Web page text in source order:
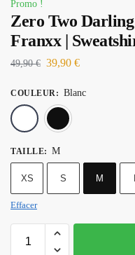
Promo !
Zero Two
Franxx |
49,90€ 39,90 €
COULEUR : Blanc
TAILLE: M
XS S M L
Effacer